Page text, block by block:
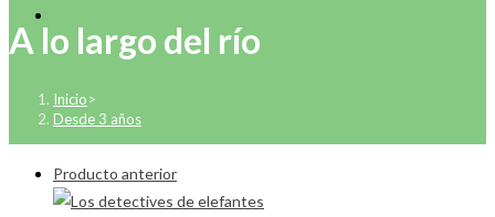
A lo largo del río
Inicio>
Desde 3 años
Producto anterior